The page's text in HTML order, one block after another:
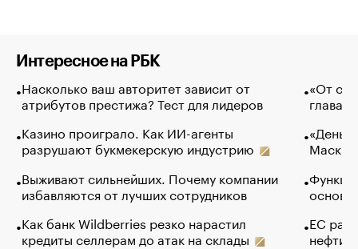
Интересное на РБК
Насколько ваш авторитет зависит от
атрибутов престижа? Тест для лидеров
Казино проиграло. Как ИИ-агенты
разрушают букмекерскую индустрию
Выживают сильнейших. Почему компании
избавляются от лучших сотрудников
Как банк Wildberries резко нарастил
кредиты селлерам до атак на склады
«От
глава
Маск в
основ
ЕС
нефти